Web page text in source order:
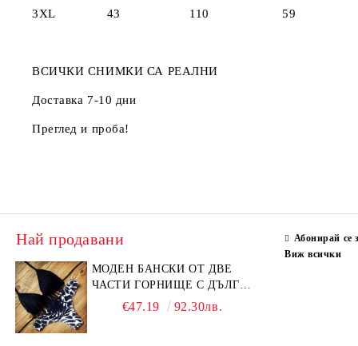
3XL 43 110 59
ВСИЧКИ СНИМКИ СА РЕАЛНИ
Доставка 7-10 дни
Преглед и проба!
Най продавани
МОДЕН БАНСКИ ОТ ДВЕ
ЧАСТИ ГОРНИЩЕ С ДЪЛГИ
РЕСНИ€47.19 92.30лв.
Абонирай се
Виж всички